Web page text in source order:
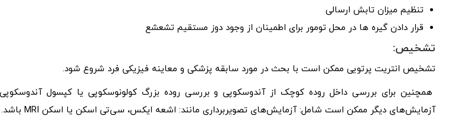
تنظیم میزان تابش ارسالی
قرار دادن گیره ها در محل تومور برای اطمینان از وجود دوز مستقیم تشعشع
تشخیص:
تشخیص انتریت پرتویی ممکن است با بحث در مورد سابقه پزشکی و معاینه فیزیکی فرد شروع شود.
همچنین برای بررسی داخل روده کوچک از آندوسکوپی و بررسی روده بزرگ کولونوسکوپی یا کپسول
آزمایش‌های دیگر ممکن است شامل: آزمایش‌های تصویربرداری مانند: اشعه ایکس، سی‌تی اسکن یا اسکن MRI باشد.